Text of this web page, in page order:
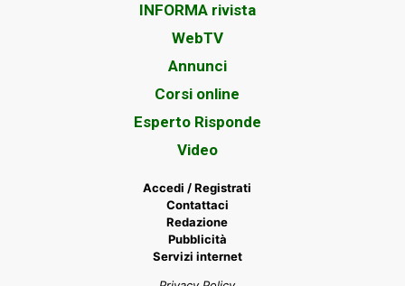
INFORMA rivista
WebTV
Annunci
Corsi online
Esperto Risponde
Video
Accedi / Registrati
Contattaci
Redazione
Pubblicità
Servizi internet